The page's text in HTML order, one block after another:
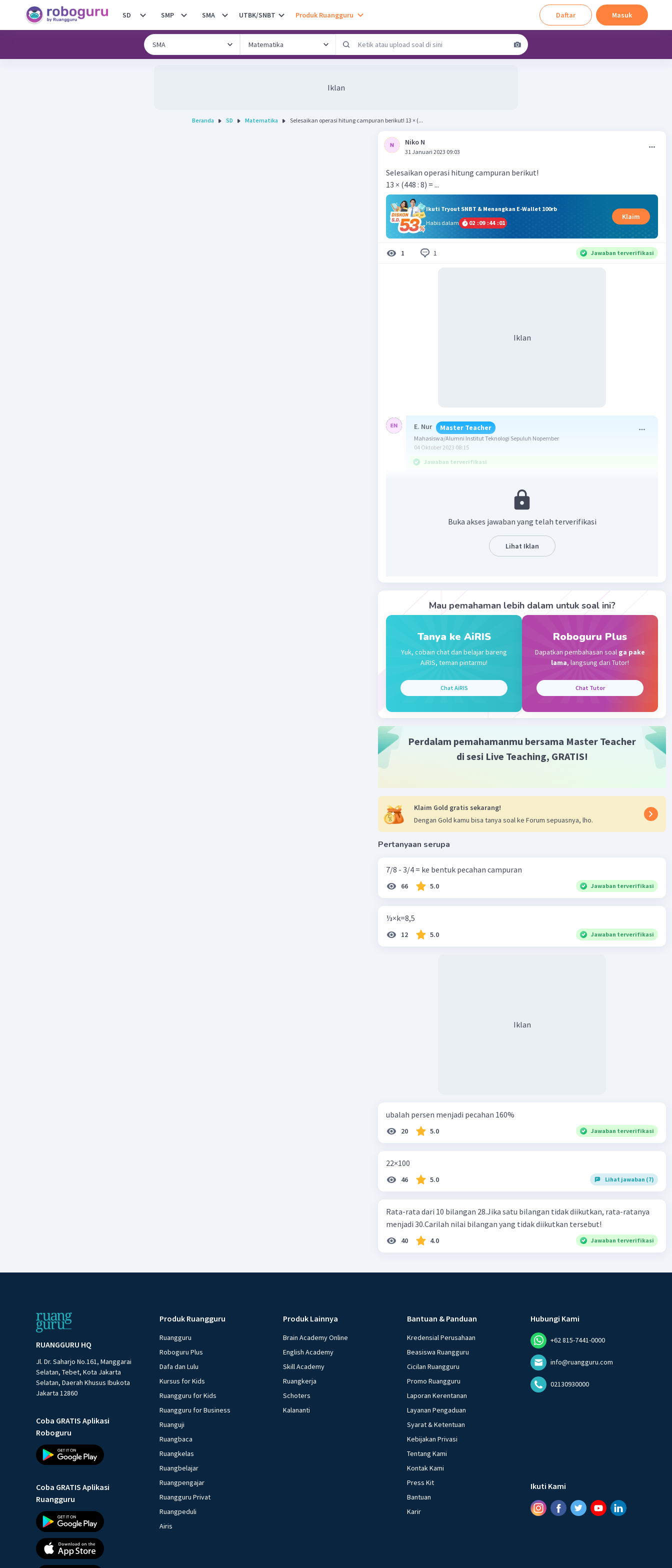
SD SMP SMA UTBK/SNBT Produk Ruangguru Daftar Masuk
Iklan
Beranda SD Matematika Selesaikan operasi hitung campuran berikut! 13 × (...
Niko N
31 Januari 2023 09:03
Selesaikan operasi hitung campuran berikut!
13 × (448 : 8) = ...
Ikuti Tryout SNBT & Menangkan E-Wallet 100rb
Habis dalam
02 :09 :44 :00
Klaim
1 1 Jawaban terverifikasi
Iklan
E. Nur Master Teacher
Mahasiswa/Alumni Institut Teknologi Sepuluh Nopember
04 Oktober 2023 08:15
Jawaban terverifikasi
Pada operasi hitung campuran kerjakan operasi yang diberi tanda
kurung terlebih dahulu kemudian x atau : lalu + atau - mulai dari
= 728
Denagn demikian hasil dari 13 x (448 : 8) = 728.
Beri Rating ·0.0(0) Balas
Iklan
Buka akses jawaban yang telah terverifikasi
Lihat Iklan
Mau pemahaman lebih dalam untuk soal ini?
Tanya ke AiRIS
Yuk, cobain chat dan belajar bareng
AiRIS, teman pintarmu!
Chat AiRIS
Roboguru Plus
Dapatkan pembahasan soal ga pake
lama, langsung dari Tutor!
Chat Tutor
Perdalam pemahamanmu bersama Master Teacher
di sesi Live Teaching, GRATIS!
Klaim Gold gratis sekarang!
Dengan Gold kamu bisa tanya soal ke Forum sepuasnya, lho.
Pertanyaan serupa
7/8 - 3/4 = ke bentuk pecahan campuran
66 5.0 Jawaban terverifikasi
⅓×k=8,5
12 5.0 Jawaban terverifikasi
Iklan
ubalah persen menjadi pecahan 160%
20 5.0 Jawaban terverifikasi
22×100
46 5.0 Lihat jawaban (7)
Rata-rata dari 10 bilangan 28.Jika satu bilangan tidak diikutkan, rata-ratanya
menjadi 30.Carilah nilai bilangan yang tidak diikutkan tersebut!
40 4.0 Jawaban terverifikasi
RUANGGURU HQ
Jl. Dr. Saharjo No.161, Manggarai
Selatan, Tebet, Kota Jakarta
Selatan, Daerah Khusus Ibukota
Jakarta 12860
Coba GRATIS Aplikasi
Roboguru
Coba GRATIS Aplikasi
Ruangguru
Produk Ruangguru
Ruangguru
Roboguru Plus
Dafa dan Lulu
Kursus for Kids
Ruangguru for Kids
Ruangguru for Business
Ruanguji
Ruangbaca
Ruangkelas
Ruangbelajar
Ruangpengajar
Ruangguru Privat
Ruangpeduli
Airis
Produk Lainnya
Brain Academy Online
English Academy
Skill Academy
Ruangkerja
Schoters
Kalananti
Bantuan & Panduan
Kredensial Perusahaan
Beasiswa Ruangguru
Cicilan Ruangguru
Promo Ruangguru
Laporan Kerentanan
Layanan Pengaduan
Syarat & Ketentuan
Kebijakan Privasi
Tentang Kami
Kontak Kami
Press Kit
Bantuan
Karir
Hubungi Kami
+62 815-7441-0000
info@ruangguru.com
02130930000
Ikuti Kami